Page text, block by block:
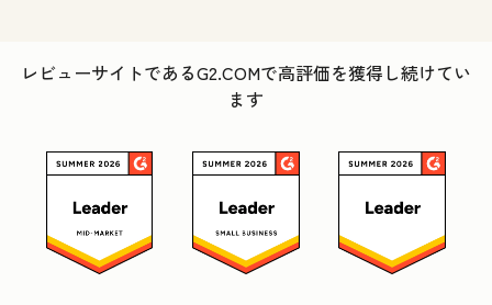
レビューサイトであるG2.COMで高評価を獲得し続けてい
ます